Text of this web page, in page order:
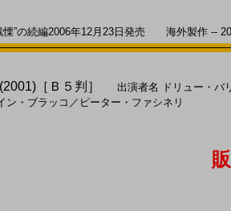
”の続編2006年12月23日発売 海外製作 --
［Ｂ５判］ 出演者名 ドリュー・バ
ン・ブラッコ ／ ピーター・ファシネリ